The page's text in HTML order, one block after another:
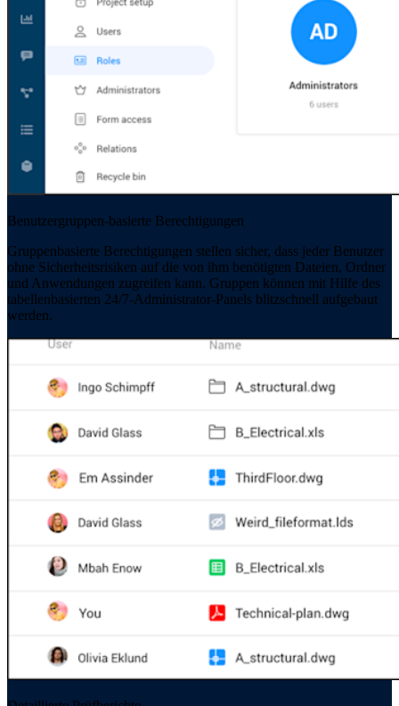
Benutzergruppen-basierte Berechtigungen
Gruppenbasierte Berechtigungen stellen sicher, dass jeder Benutzer
ohne Sicherheitsrisiken auf die von ihm benötigten Dateien, Ordner
und Anwendungen zugreifen kann. Gruppen können mit Hilfe des
tabellenbasierten 24/7-Administrator-Panels blitzschnell aufgebaut
werden.